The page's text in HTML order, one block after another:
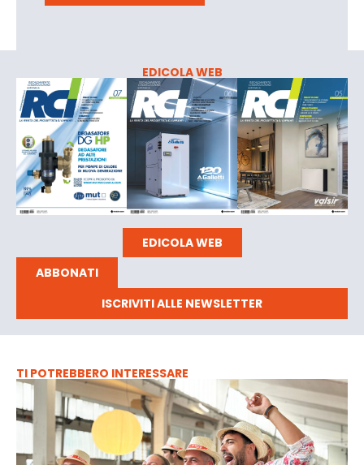
EDICOLA WEB
EDICOLA WEB
ABBONATI
ISCRIVITI ALLE NEWSLETTER
TI POTREBBERO INTERESSARE